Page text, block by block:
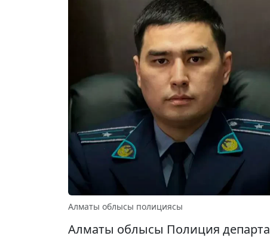
Алматы облысы полициясы
Алматы облысы Полиция